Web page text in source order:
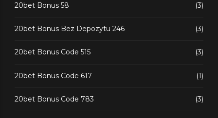
20bet Bonus 58 (3)
20bet Bonus Bez Depozytu 246 (3)
20bet Bonus Code 515 (3)
20bet Bonus Code 617 (1)
20bet Bonus Code 783 (3)